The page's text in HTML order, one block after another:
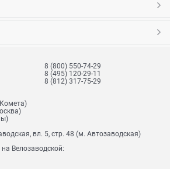
8 (800) 550-74-29
8 (495) 120-29-11
8 (812) 317-75-29
вл. 5, стр. 48 (м. Автозаводская)
Велозаводской: